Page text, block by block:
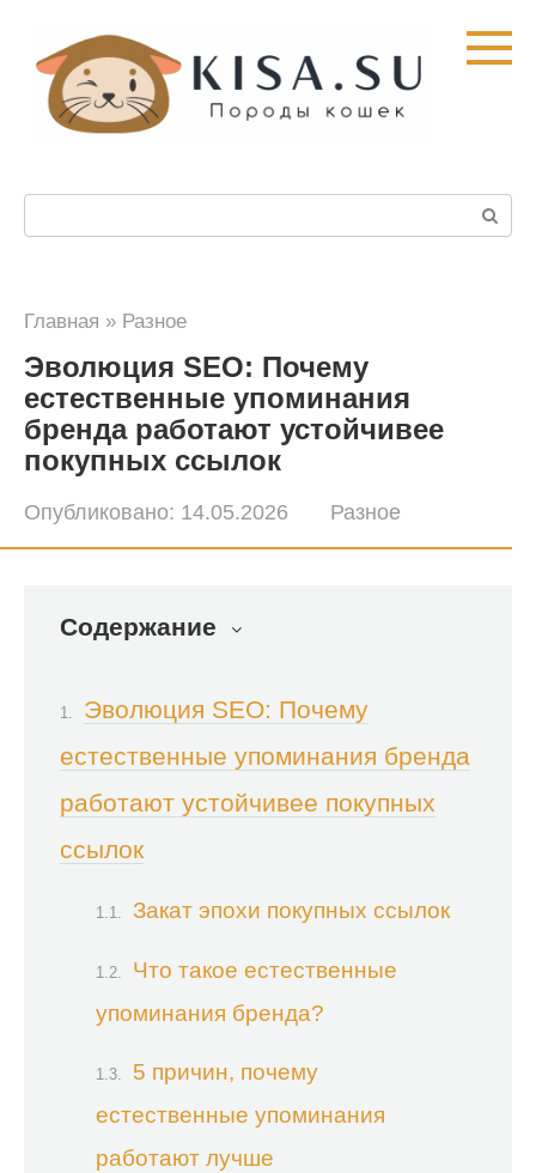
контенту
Главная » Разное
Эволюция SEO: Почему
естественные упоминания
бренда работают устойчивее
покупных ссылок
Опубликовано: 14.05.2026 Разное
Содержание
Эволюция SEO: Почему
естественные упоминания бренда
работают устойчивее покупных
ссылок
Закат эпохи покупных ссылок
Что такое естественные
упоминания бренда?
5 причин, почему
естественные упоминания
работают лучше